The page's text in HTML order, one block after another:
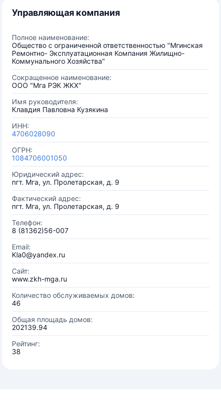
Управляющая компания
Полное наименование:
Общество с ограниченной ответственностью "Мгинская
Ремонтно- Эксплуатационная Компания Жилищно-
Коммунального Хозяйства"
Сокращенное наименование:
ООО "Мга РЭК ЖКХ"
Имя руководителя:
Клавдия Павловна Кузякина
ИНН:
4706028090
ОГРН:
1084706001050
Юридический адрес:
пгт. Мга, ул. Пролетарская, д. 9
Фактический адрес:
пгт. Мга, ул. Пролетарская, д. 9
Телефон:
8 (81362)56-007
Email:
Kla0@yandex.ru
Сайт:
www.zkh-mga.ru
Количество обслуживаемых домов:
46
Общая площадь домов:
202139.94
Рейтинг:
38